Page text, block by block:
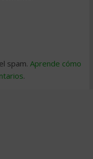
spam. Aprende cómo
.